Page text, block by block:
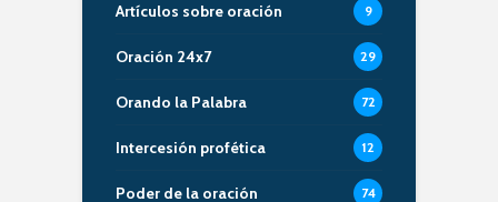
Artículos sobre oración 9
Oración 24x7 29
Orando la Palabra 72
Intercesión profética 12
Poder de la oración 74